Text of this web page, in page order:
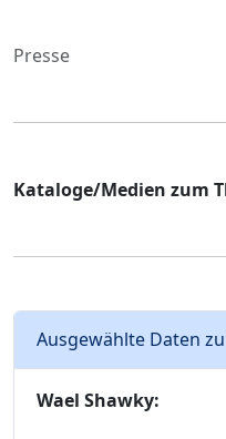
Presse
Kataloge/Medien zum
Ausgewählte Daten
Wael Shawky: